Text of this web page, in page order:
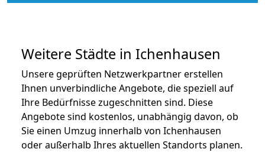
Weitere Städte in Ichenhausen
Unsere geprüften Netzwerkpartner erstellen
Ihnen unverbindliche Angebote, die speziell auf
Ihre Bedürfnisse zugeschnitten sind. Diese
Angebote sind kostenlos, unabhängig davon, ob
Sie einen Umzug innerhalb von Ichenhausen
oder außerhalb Ihres aktuellen Standorts planen.